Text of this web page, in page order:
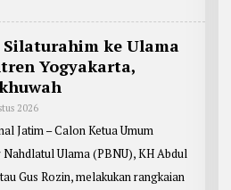
E
:
Z
A
I
U
A
R
I
F
Silaturahim ke Ulama
Yogyakarta,
2026O
E
R
E
P
Jatim – Calon Ketua Umum
Ulama (PBNU), KH Abdul
Gus Rozin, melakukan rangkaian